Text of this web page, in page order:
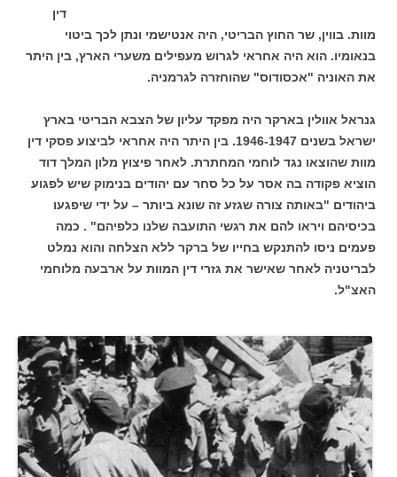
דין
מוות. בווין, שר החוץ הבריטי, היה אנטישמי ונתן לכך ביטוי
בנאומיו. הוא היה אחראי לגרוש מעפילים משערי הארץ, בין היתר
את האוניה "אכסודוס" שהוחזרה לגרמניה.
גנראל אוולין בארקר היה מפקד עליון של הצבא הבריטי בארץ
ישראל בשנים 1946-1947. בין היתר היה אחראי לביצוע פסקי דין
מוות שהוצאו נגד לוחמי המחתרת. לאחר פיצוץ מלון המלך דוד
הוציא פקודה בה אסר על כל סחר עם יהודים בנימוק שיש לפגוע
ביהודים "באותה צורה שגזע זה שונא ביותר – על ידי שיפגעו
בכיסיהם ויראו להם את רגשי התועבה שלנו כלפיהם" . כמה
פעמים ניסו להתנקש בחייו של ברקר ללא הצלחה והוא נמלט
לבריטניה לאחר שאישר את גזרי דין המוות על ארבעה מלוחמי
האצ"ל.